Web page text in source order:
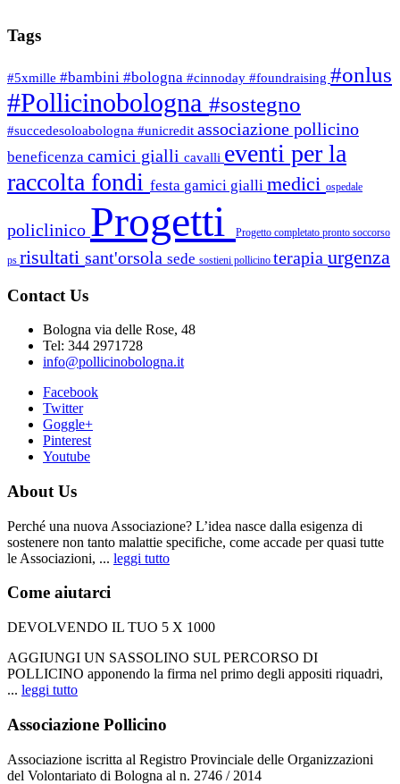
Tags
#5xmille #bambini #bologna #cinnoday #foundraising #onlus
#Pollicinobologna #sostegno
#succedesoloabologna #unicredit associazione pollicino
beneficenza camici gialli cavalli eventi per la
raccolta fondi festa gamici gialli medici ospedale
policlinico Progetti Progetto completato pronto soccorso
ps risultati sant'orsola sede sostieni pollicino terapia urgenza
Contact Us
Bologna via delle Rose, 48
Tel: 344 2971728
info@pollicinobologna.it
Facebook
Twitter
Goggle+
Pinterest
Youtube
About Us
Perché una nuova Associazione? L’idea nasce dalla esigenza di
sostenere non tanto malattie specifiche, come accade per quasi tutte
le Associazioni, ... leggi tutto
Come aiutarci
DEVOLVENDO IL TUO 5 X 1000
AGGIUNGI UN SASSOLINO SUL PERCORSO DI
POLLICINO apponendo la firma nel primo degli appositi riquadri,
... leggi tutto
Associazione Pollicino
Associazione iscritta al Registro Provinciale delle Organizzazioni
del Volontariato di Bologna al n. 2746 / 2014